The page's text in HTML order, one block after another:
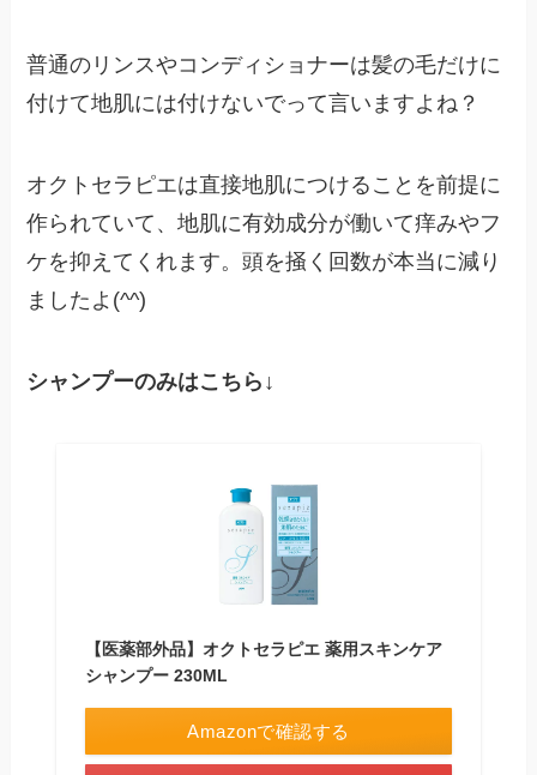
普通のリンスやコンディショナーは髪の毛だけに
付けて地肌には付けないでって言いますよね？
オクトセラピエは直接地肌につけることを前提に
作られていて、地肌に有効成分が働いて痒みやフ
ケを抑えてくれます。頭を掻く回数が本当に減り
ましたよ(^^)
シャンプーのみはこちら↓
【医薬部外品】オクトセラピエ 薬用スキンケア
シャンプー 230ML
Amazonで確認する